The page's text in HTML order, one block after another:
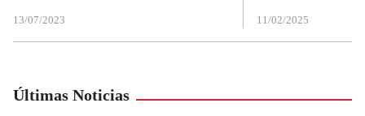
13/07/2023 11/02/2025
Últimas Noticias